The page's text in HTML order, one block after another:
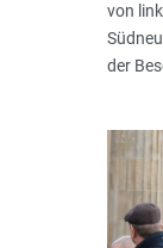
von
der